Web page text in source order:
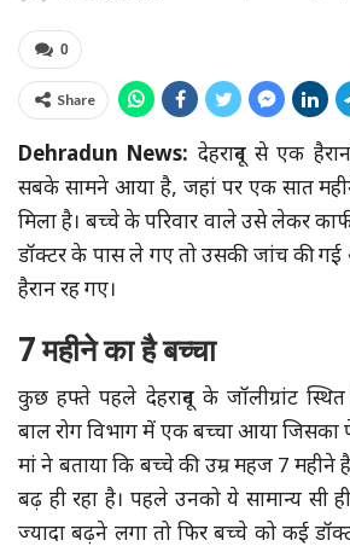
0
Share
Dehradun News: देहरादून से एक
सबके सामने आया है, जहां पर एक सात
मिला है। बच्चे के परिवार वाले उसे लेकर
डॉक्टर के पास ले गए तो उसकी जांच की गई
हैरान रह गए।
7 महीने का है बच्चा
कुछ हफ्ते पहले देहरादून के जॉलीग्रांट
बाल रोग विभाग में एक बच्चा आया जिसका
मां ने बताया कि बच्चे की उम्र महज 7 महीने
बढ़ ही रहा है। पहले उनको ये सामान्य सी
ज्यादा बढ़ने लगा तो फिर बच्चे को कई